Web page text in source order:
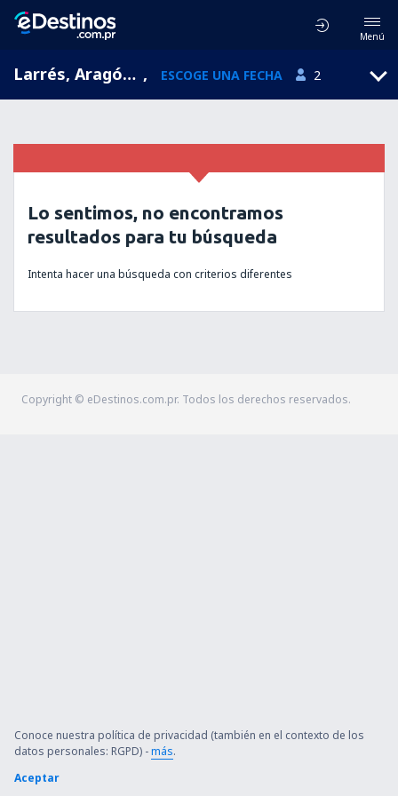
Menú
Larrés, Aragón, España , ESCOGE UNA FECHA 2
Lo sentimos, no encontramos
resultados para tu búsqueda
Intenta hacer una búsqueda con criterios diferentes
Copyright © eDestinos.com.pr. Todos los derechos reservados.
Conoce nuestra política de privacidad (también en el contexto de los
datos personales: RGPD) -más.
Aceptar